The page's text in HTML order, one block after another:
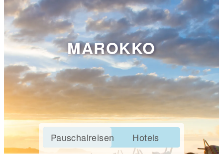
MAROKKO
Pauschalreisen
Hotels